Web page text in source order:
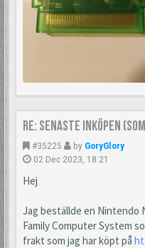
Re: Senaste inköpen
#35225 by GoryGlory
02 Dec 2023, 18:21
Hej
Jag beställde en Nintendo
Family Computer System
frakt som jag har köpt på